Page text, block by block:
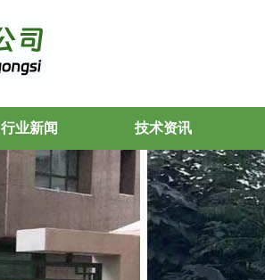
行业新闻 技术资讯